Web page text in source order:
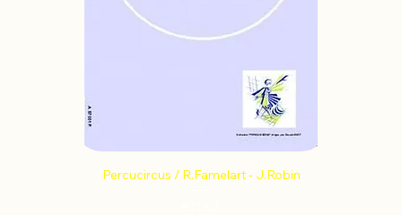
Percucircus / R.Famelart - J.Robin